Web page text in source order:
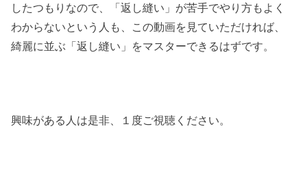
したつもりなので、「返し縫い」が苦手でやり方もよく
わからないという人も、この動画を見ていただければ、
綺麗に並ぶ「返し縫い」をマスターできるはずです。
興味がある人は是非、１度ご視聴ください。